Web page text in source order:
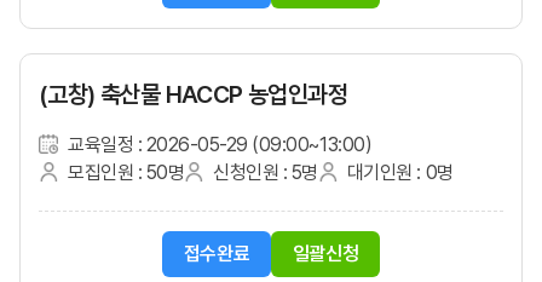
(고창) 축산물 HACCP 농업인과정
교육일정 : 2026-05-29 (09:00~13:00)
모집인원 : 50명
신청인원 : 5명 대기인원 : 0명
접수완료 일괄신청